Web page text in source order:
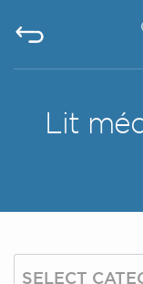
Lit
SELECT